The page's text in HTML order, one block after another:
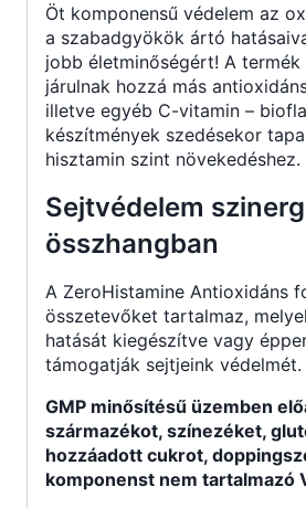
Öt komponensű védelem az
a szabadgyökök ártó
jobb életminőségért! A termék
járulnak hozzá más
illetve egyéb C-vitamin –
készítmények szedésekor
hisztamin szint növekedéshez.
Sejtvédelem
összhangban
A ZeroHistamine Antioxidáns
összetevőket tartalmaz,
hatását kiegészítve vagy
támogatják sejtjeink védelmét.
GMP minősítésű üzemben
származékot, színezéket,
hozzáadott cukrot,
komponenst nem tartalmazó